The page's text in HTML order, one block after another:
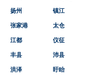
扬州 镇江
张家港 太仓
江都 仪征
丰县 沛县
洪泽 盱眙